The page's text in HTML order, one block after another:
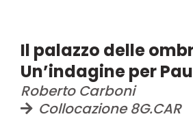
Il palazzo delle
Un’indagine per
Roberto Carboni
Collocazione 8G.CAR